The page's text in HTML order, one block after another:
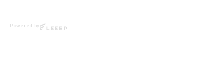
Powered by